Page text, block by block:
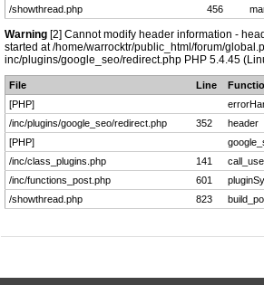
/showthread.php
456
Warning [2] Cannot modify header information -
started at /home/warrocktr/public_html/forum/
inc/plugins/google_seo/redirect.php PHP 5.4.45
File Line
[PHP]
/inc/plugins/google_seo/redirect.php
352
header
[PHP]
/inc/class_plugins.php
141
/inc/functions_post.php
601
/showthread.php
823